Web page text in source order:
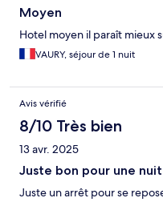
Moyen
Hotel moyen il paraît mieux
VAURY, séjour de 1 nuit
Avis vérifié
8/10 Très bien
13 avr. 2025
Juste bon pour une
Juste un arrêt pour se